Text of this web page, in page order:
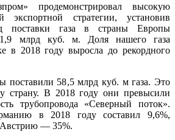
продемонстрировал высокую
экспорт­ной стратегии, установив
поставки газа в страны Европы
млрд куб. м. Доля нашего газа
в 2018 году выросла до рекордного
поставили 58,5 млрд куб. м газа. Это
страну. В 2018 году они превысили
трубопровода «Северный поток».
в 2018 году составил 9,6%,
— 35%.